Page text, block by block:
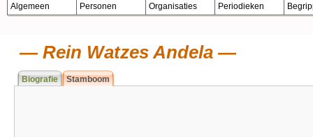
Algemeen Personen Organisaties Periodieken
Rein Watzes Andela
Biografie Stamboom